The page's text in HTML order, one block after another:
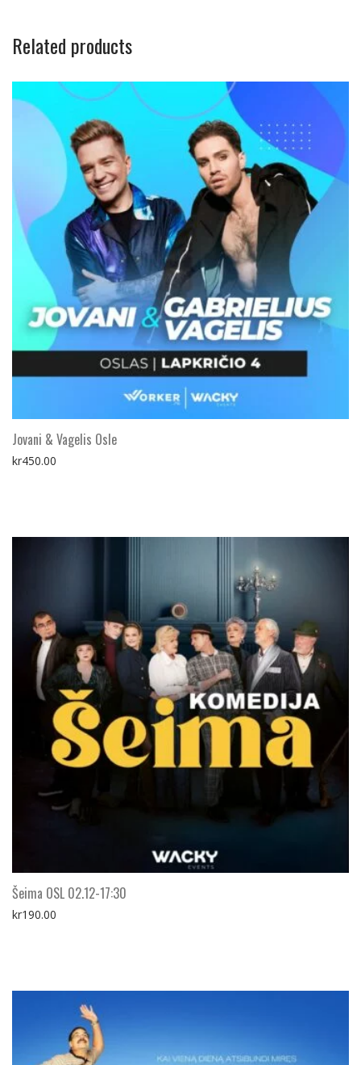
Related products
Jovani & Vagelis Osle
kr450.00
Šeima OSL 02.12-17:30
kr190.00